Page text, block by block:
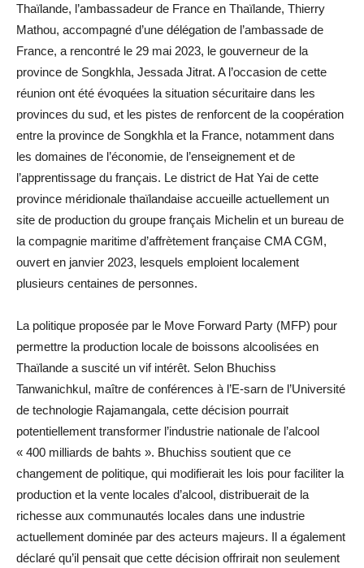
Thaïlande, l’ambassadeur de France en Thaïlande, Thierry
Mathou, accompagné d’une délégation de l’ambassade de
France, a rencontré le 29 mai 2023, le gouverneur de la
province de Songkhla, Jessada Jitrat. A l’occasion de cette
réunion ont été évoquées la situation sécuritaire dans les
provinces du sud, et les pistes de renforcent de la coopération
entre la province de Songkhla et la France, notamment dans
les domaines de l’économie, de l’enseignement et de
l’apprentissage du français. Le district de Hat Yai de cette
province méridionale thaïlandaise accueille actuellement un
site de production du groupe français Michelin et un bureau de
la compagnie maritime d’affrètement française CMA CGM,
ouvert en janvier 2023, lesquels emploient localement
plusieurs centaines de personnes.
La politique proposée par le Move Forward Party (MFP) pour
permettre la production locale de boissons alcoolisées en
Thaïlande a suscité un vif intérêt. Selon Bhuchiss
Tanwanichkul, maître de conférences à l’E-sarn de l’Université
de technologie Rajamangala, cette décision pourrait
potentiellement transformer l’industrie nationale de l’alcool
« 400 milliards de bahts ». Bhuchiss soutient que ce
changement de politique, qui modifierait les lois pour faciliter la
production et la vente locales d’alcool, distribuerait de la
richesse aux communautés locales dans une industrie
actuellement dominée par des acteurs majeurs. Il a également
déclaré qu’il pensait que cette décision offrirait non seulement